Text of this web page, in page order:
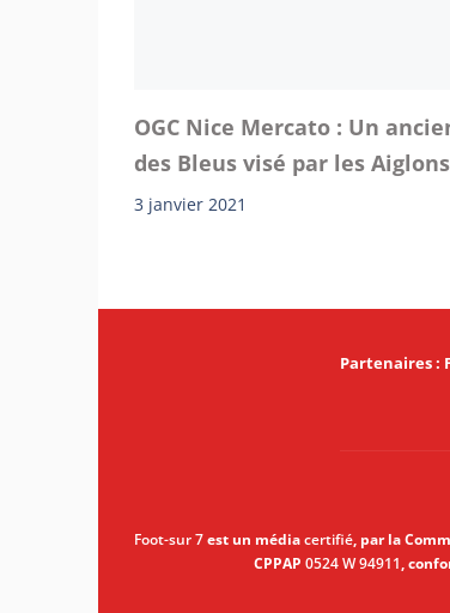
OGC Nice Mercato : Un
des Bleus visé par les
3 janvier 2021
Partenaires:
Foot-sur 7est un médiacertifié, par la
CPPAP 0524 W 94911,